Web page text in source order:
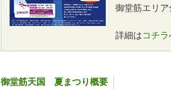
御堂筋エリ
詳細は コチラ
御堂筋天国 夏まつり概要